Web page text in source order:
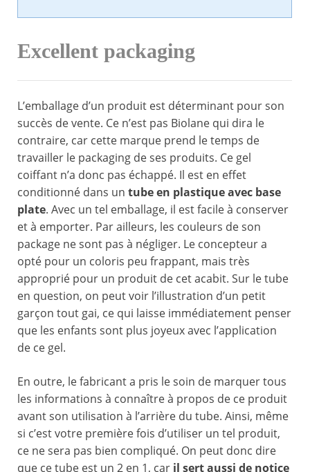
Excellent packaging
L’emballage d’un produit est déterminant pour son
succès de vente. Ce n’est pas Biolane qui dira le
contraire, car cette marque prend le temps de
travailler le packaging de ses produits. Ce gel
coiffant n’a donc pas échappé. Il est en effet
conditionné dans un tube en plastique avec base
plate. Avec un tel emballage, il est facile à conserver
et à emporter. Par ailleurs, les couleurs de son
package ne sont pas à négliger. Le concepteur a
opté pour un coloris peu frappant, mais très
approprié pour un produit de cet acabit. Sur le tube
en question, on peut voir l’illustration d’un petit
garçon tout gai, ce qui laisse immédiatement penser
que les enfants sont plus joyeux avec l’application
de ce gel.
En outre, le fabricant a pris le soin de marquer tous
les informations à connaître à propos de ce produit
avant son utilisation à l’arrière du tube. Ainsi, même
si c’est votre première fois d’utiliser un tel produit,
ce ne sera pas bien compliqué. On peut donc dire
que ce tube est un 2 en 1, car il sert aussi de notice